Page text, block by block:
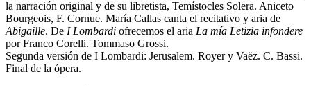
la narración original y de su libretista, Temístocles Solera. Aniceto
Bourgeois, F. Cornue. María Callas canta el recitativo y aria de
Abigaille. De I Lombardi ofrecemos el aria La mía Letizia infondere
por Franco Corelli. Tommaso Grossi.
Segunda versión de I Lombardi: Jerusalem. Royer y Vaëz. C. Bassi.
Final de la ópera.